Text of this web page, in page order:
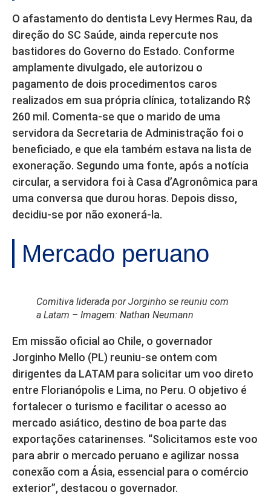
O afastamento do dentista Levy Hermes Rau, da
direção do SC Saúde, ainda repercute nos
bastidores do Governo do Estado. Conforme
amplamente divulgado, ele autorizou o
pagamento de dois procedimentos caros
realizados em sua própria clínica, totalizando R$
260 mil. Comenta-se que o marido de uma
servidora da Secretaria de Administração foi o
beneficiado, e que ela também estava na lista de
exoneração. Segundo uma fonte, após a notícia
circular, a servidora foi à Casa d’Agronômica para
uma conversa que durou horas. Depois disso,
decidiu-se por não exonerá-la.
Mercado peruano
Comitiva liderada por Jorginho se reuniu com
a Latam – Imagem: Nathan Neumann
Em missão oficial ao Chile, o governador
Jorginho Mello (PL) reuniu-se ontem com
dirigentes da LATAM para solicitar um voo direto
entre Florianópolis e Lima, no Peru. O objetivo é
fortalecer o turismo e facilitar o acesso ao
mercado asiático, destino de boa parte das
exportações catarinenses. “Solicitamos este voo
para abrir o mercado peruano e agilizar nossa
conexão com a Ásia, essencial para o comércio
exterior”, destacou o governador.